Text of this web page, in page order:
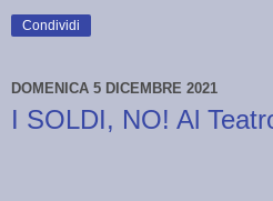
Condividi
DOMENICA 5 DICEMBRE 2021
I SOLDI, NO! Al